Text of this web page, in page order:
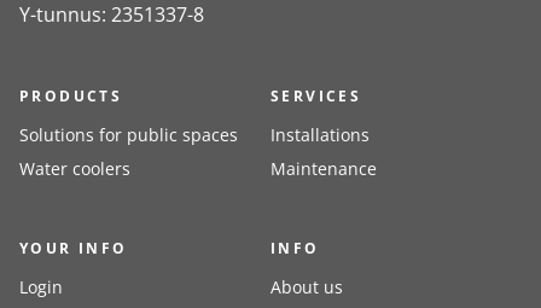
Y-tunnus: 2351337-8
PRODUCTS
Solutions for public spaces
Water coolers
SERVICES
Installations
Maintenance
YOUR INFO
Login
INFO
About us